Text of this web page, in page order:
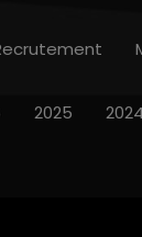
2025 2024